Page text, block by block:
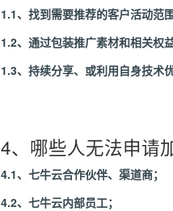
1.1、找到需要推荐的客户活动范
1.2、通过包装推广素材和相关权
1.3、持续分享、或利用自身技术
4、哪些人无法申请
4.1、七牛云合作伙伴、渠道商；
4.2、七牛云内部员工；